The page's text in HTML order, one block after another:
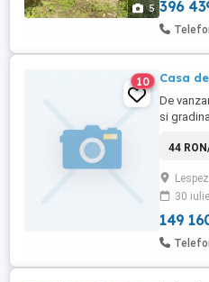
5 396
10 Casa
De
si
44
30 iulie
149